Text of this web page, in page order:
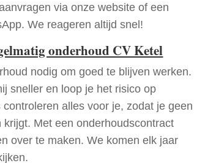
via onze website of een
We reageren altijd snel!
onderhoud CV Ketel
nodig om goed te blijven werken.
sneller en loop je het risico op
alles voor je, zodat je geen
Met een onderhoudscontract
over te maken. We komen elk jaar